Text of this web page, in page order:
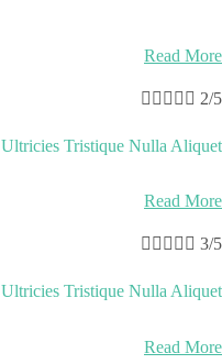
Read More
     2/5
Ultricies Tristique Nulla Aliquet
Read More
     3/5
Ultricies Tristique Nulla Aliquet
Read More